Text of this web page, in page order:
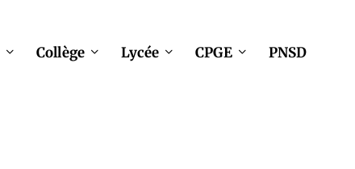
Collège Lycée CPGE PNSD